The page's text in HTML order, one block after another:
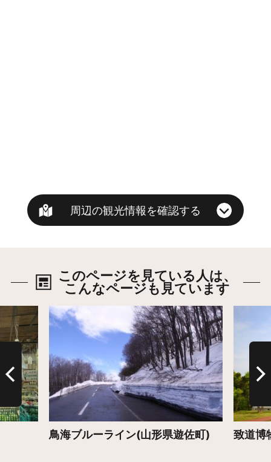
周辺の観光情報を確認する
このページを見ている人は、
こんなページも見ています
鳥海ブルーライン(山形県遊佐町)
詳細はこちら
致道博